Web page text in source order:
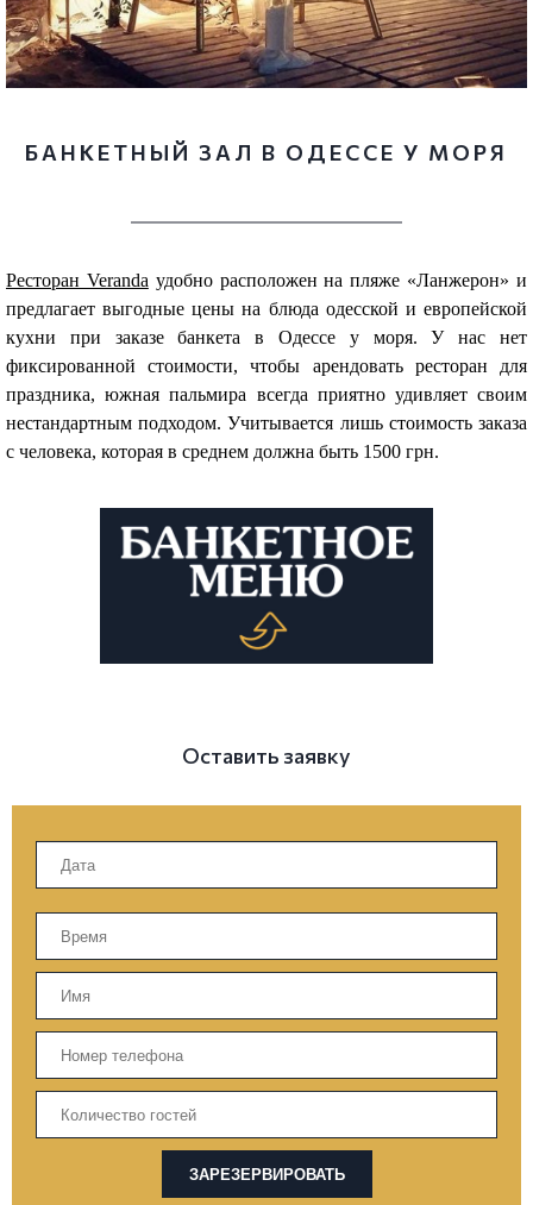
БАНКЕТНЫЙ ЗАЛ В ОДЕССЕ У МОРЯ
Ресторан Veranda удобно расположен на пляже «Ланжерон» и
предлагает выгодные цены на блюда одесской и европейской
кухни при заказе банкета в Одессе у моря. У нас нет
фиксированной стоимости, чтобы арендовать ресторан для
праздника, южная пальмира всегда приятно удивляет своим
нестандартным подходом. Учитывается лишь стоимость заказа
с человека, которая в среднем должна быть 1500 грн.
Оставить заявку
ЗАРЕЗЕРВИРОВАТЬ